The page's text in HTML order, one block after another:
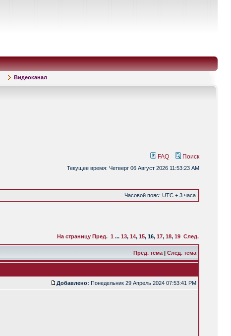
Видеоканал
FAQ Поиск
Текущее время: Четверг 06 Август 2026 11:53:23 AM
Часовой пояс: UTC + 3 часа
На страницу Пред. 1 ... 13, 14, 15, 16, 17, 18, 19 След.
Пред. тема | След. тема
Добавлено: Понедельник 29 Апрель 2024 07:53:41 PM